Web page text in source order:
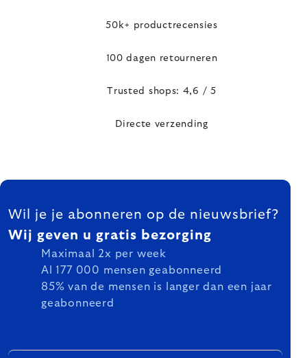
50k+ productrecensies
100 dagen retourneren
Trusted shops: 4,6 / 5
Directe verzending
FOOTER
Wil je je abonneren op de nieuwsbrief?
Wij geven u gratis bezorging
Maximaal 2x per week
Al 177 000 mensen geabonneerd
85% van de mensen is langer dan een jaar
geabonneerd